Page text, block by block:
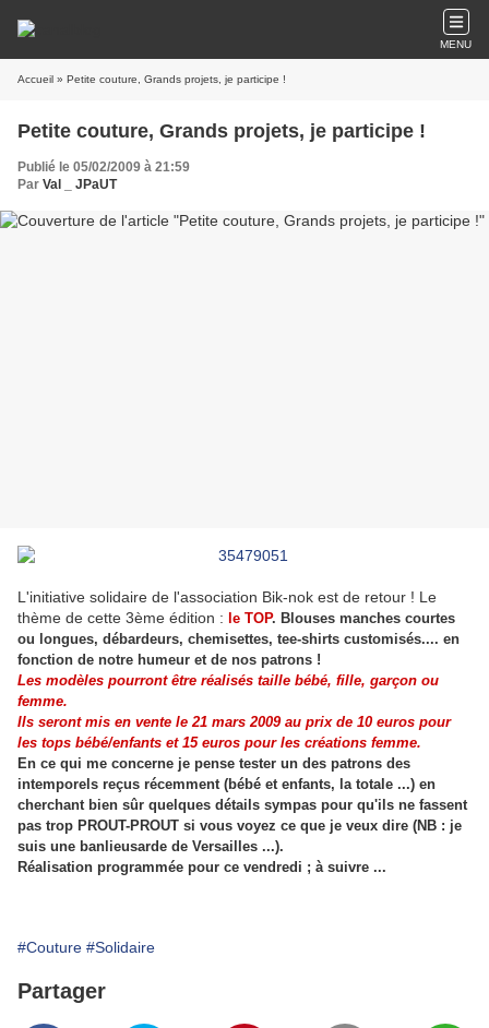
MENU
Accueil » Petite couture, Grands projets, je participe !
Petite couture, Grands projets, je participe !
Publié le 05/02/2009 à 21:59
Par Val _ JPaUT
L'initiative solidaire de l'association Bik-nok est de retour ! Le
thème de cette 3ème édition : le TOP. Blouses manches courtes
ou longues, débardeurs, chemisettes, tee-shirts customisés.... en
fonction de notre humeur et de nos patrons !
Les modèles pourront être réalisés taille bébé, fille, garçon ou
femme.
Ils seront mis en vente le21 mars 2009au prix de 10 euros pour
les tops bébé/enfants et 15 euros pour les créations femme.
En ce qui me concerne je pense tester un des patrons des
intemporels reçus récemment (bébé et enfants, la totale ...) en
cherchant bien sûr quelques détails sympas pour qu'ils ne fassent
pas trop PROUT-PROUT si vous voyez ce que je veux dire (NB : je
suis une banlieusarde de Versailles ...).
Réalisation programmée pour ce vendredi ; à suivre ...
#Couture #Solidaire
Partager